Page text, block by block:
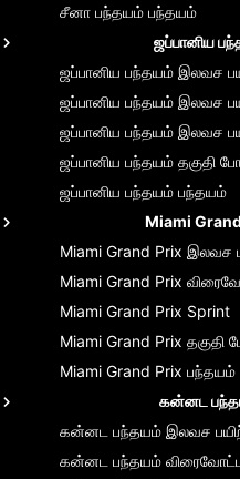
சீனா பந்தயம் பந்தயம்
ஜப்பானிய
ஜப்பானிய பந்தயம் இலவச
ஜப்பானிய பந்தயம் இலவச
ஜப்பானிய பந்தயம் இலவச
ஜப்பானிய பந்தயம் தகுதி
ஜப்பானிய பந்தயம் பந்தயம்
Miami
Miami Grand Prix இலவச
Miami Grand Prix
Miami Grand Prix Sprint
Miami Grand Prix தகுதி
Miami Grand Prix பந்தயம்
கன்னட
கன்னட பந்தயம் இலவச
கன்னட பந்தயம் விரைவோட்ட